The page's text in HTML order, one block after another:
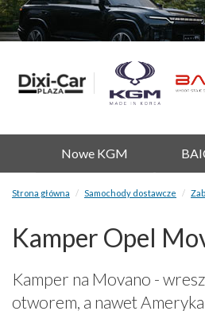
Nowe KGM
Strona główna Samochody dostawcze
Kamper Opel
Kamper na Movano -
otworem, a nawet